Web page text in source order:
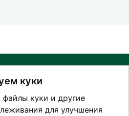
куки
куки и другие
для улучшения